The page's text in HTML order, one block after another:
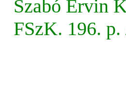
Szabó Ervin
FSzK. 196.